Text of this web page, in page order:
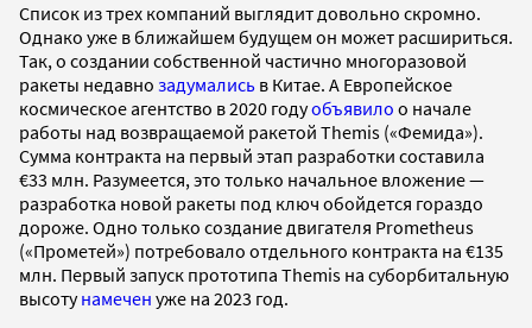
Список из трех компаний выглядит довольно скромно.
Однако уже в ближайшем будущем он может расшириться.
Так, о создании собственной частично многоразовой
ракеты недавно задумались в Китае. А Европейское
космическое агентство в 2020 годуобъявило о начале
работы над возвращаемой ракетой Themis («Фемида»).
Сумма контракта на первый этап разработки составила
€33 млн. Разумеется, это только начальное вложение —
разработка новой ракеты под ключ обойдется гораздо
дороже. Одно только создание двигателя Prometheus
(«Прометей») потребовало отдельного контракта на €135
млн. Первый запуск прототипа Themis на суборбитальную
высотунамечен уже на 2023 год.